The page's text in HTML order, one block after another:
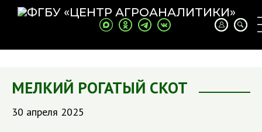
МЕЛКИЙ РОГАТЫЙ СКОТ
30 апреля 2025